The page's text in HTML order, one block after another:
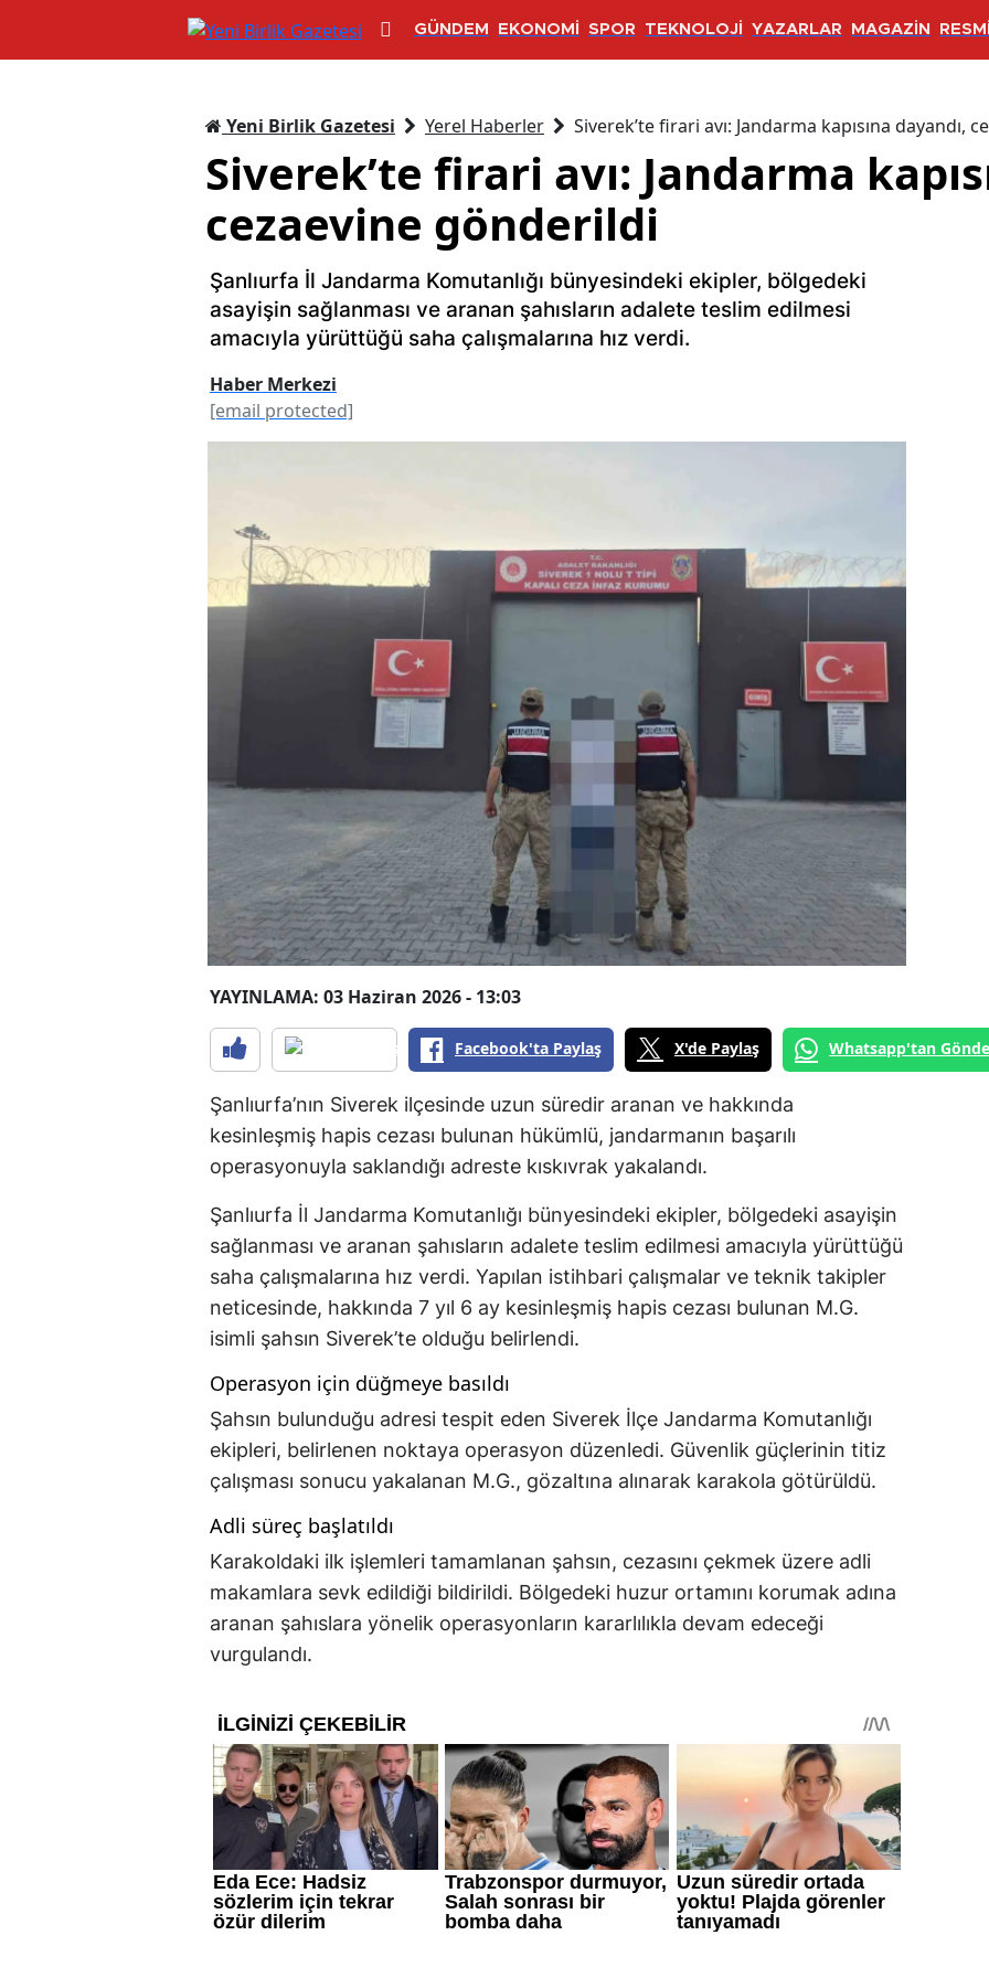
GÜNDEM EKONOMİ SPOR TEKNOLOJİ YAZARLAR MAGAZİN
Yeni Birlik Gazetesi Yerel Haberler Siverek’te firari avı: Jandarma kapısına dayandı,
Siverek’te firari avı: Jandarma
cezaevine gönderildi
Şanlıurfa İl Jandarma Komutanlığı bünyesindeki ekipler, bölgedeki
asayişin sağlanması ve aranan şahısların adalete teslim edilmesi
amacıyla yürüttüğü saha çalışmalarına hız verdi.
Haber Merkezi
[email protected]
YAYINLAMA: 03 Haziran 2026 - 13:03
Facebook'ta Paylaş X'de Paylaş Whatsapp'tan
Şanlıurfa’nın Siverek ilçesinde uzun süredir aranan ve hakkında
kesinleşmiş hapis cezası bulunan hükümlü, jandarmanın başarılı
operasyonuyla saklandığı adreste kıskıvrak yakalandı.
Şanlıurfa İl Jandarma Komutanlığı bünyesindeki ekipler, bölgedeki asayişin
sağlanması ve aranan şahısların adalete teslim edilmesi amacıyla yürüttüğü
saha çalışmalarına hız verdi. Yapılan istihbari çalışmalar ve teknik takipler
neticesinde, hakkında 7 yıl 6 ay kesinleşmiş hapis cezası bulunan M.G.
isimli şahsın Siverek’te olduğu belirlendi.
Operasyon için düğmeye basıldı
Şahsın bulunduğu adresi tespit eden Siverek İlçe Jandarma Komutanlığı
ekipleri, belirlenen noktaya operasyon düzenledi. Güvenlik güçlerinin titiz
çalışması sonucu yakalanan M.G., gözaltına alınarak karakola götürüldü.
Adli süreç başlatıldı
Karakoldaki ilk işlemleri tamamlanan şahsın, cezasını çekmek üzere adli
makamlara sevk edildiği bildirildi. Bölgedeki huzur ortamını korumak adına
aranan şahıslara yönelik operasyonların kararlılıkla devam edeceği
vurgulandı.